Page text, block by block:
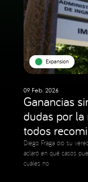
Expansion
09 Feb. 2026
Ganancias
dudas por la
todos
Diego Fraga dio su
aclaró en qué casos
cuáles no